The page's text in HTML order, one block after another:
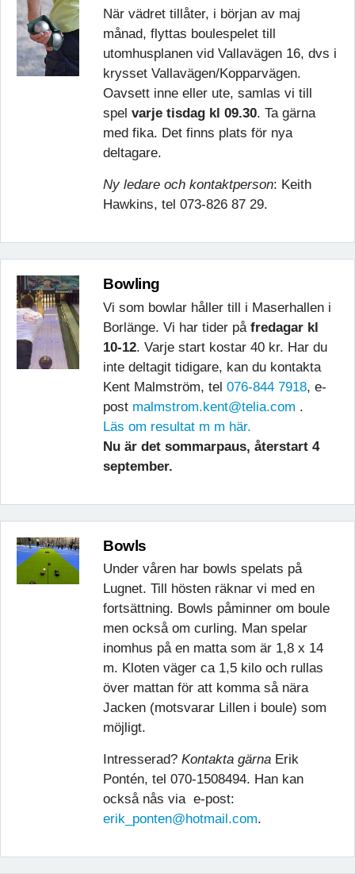
När vädret tillåter, i början av maj
månad, flyttas boulespelet till
utomhusplanen vid Vallavägen 16, dvs i
krysset Vallavägen/Kopparvägen.
Oavsett inne eller ute, samlas vi till
spel varje tisdag kl 09.30. Ta gärna
med fika. Det finns plats för nya
deltagare.
Ny ledare och kontaktperson: Keith
Hawkins, tel 073-826 87 29.
Bowling
Vi som bowlar håller till i Maserhallen i
Borlänge. Vi har tider på fredagar kl
10-12. Varje start kostar 40 kr. Har du
inte deltagit tidigare, kan du kontakta
Kent Malmström, tel 076-844 7918, e-
post malmstrom.kent@telia.com .
Läs om resultat m m här.
Nu är det sommarpaus, återstart 4
september.
Bowls
Under våren har bowls spelats på
Lugnet. Till hösten räknar vi med en
fortsättning. Bowls påminner om boule
men också om curling. Man spelar
inomhus på en matta som är 1,8 x 14
m. Kloten väger ca 1,5 kilo och rullas
över mattan för att komma så nära
Jacken (motsvarar Lillen i boule) som
möjligt.
Intresserad? Kontakta gärna Erik
Pontén, tel 070-1508494. Han kan
också nås via e-post:
erik_ponten@hotmail.com.